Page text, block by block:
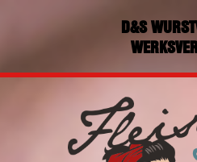
D&S